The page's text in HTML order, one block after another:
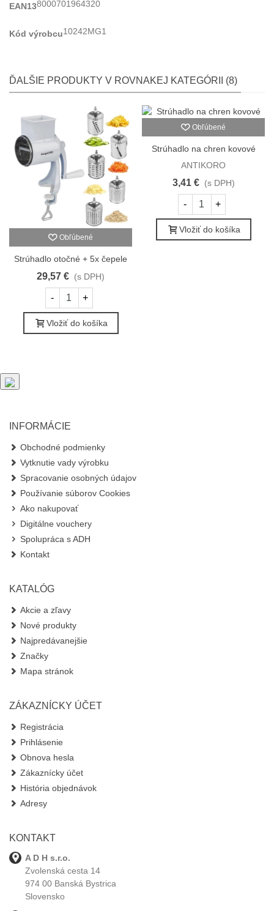
EAN138000701964320
Kód výrobcu10242MG1
ĎALŠIE PRODUKTY V ROVNAKEJ KATEGÓRII (8)
Obľúbené
Strúhadlo otočné + 5x čepele
29,57 € (s DPH)
- +
Vložiť do košíka
Obľúbené
Strúhadlo na chren kovové
ANTIKORO
3,41 € (s DPH)
- +
Vložiť do košíka
INFORMÁCIE
Obchodné podmienky
Vytknutie vady výrobku
Spracovanie osobných údajov
Používanie súborov Cookies
Ako nakupovať
Digitálne vouchery
Spolupráca s ADH
Kontakt
KATALÓG
Akcie a zľavy
Nové produkty
Najpredávanejšie
Značky
Mapa stránok
ZÁKAZNÍCKY ÚČET
Registrácia
Prihlásenie
Obnova hesla
Zákaznícky účet
História objednávok
Adresy
KONTAKT
A D H s.r.o.
Zvolenská cesta 14
974 00 Banská Bystrica
Slovensko